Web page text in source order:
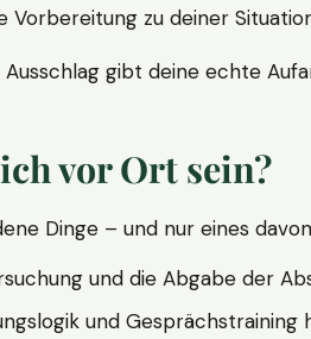
zu deiner
gibt deine echte
vor Ort sein?
Dinge – und nur eines
und die Abgabe der
und Gesprächstraining